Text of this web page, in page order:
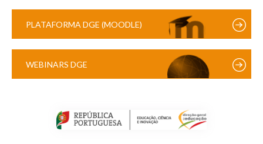
PLATAFORMA DGE (MOODLE)
WEBINARS DGE